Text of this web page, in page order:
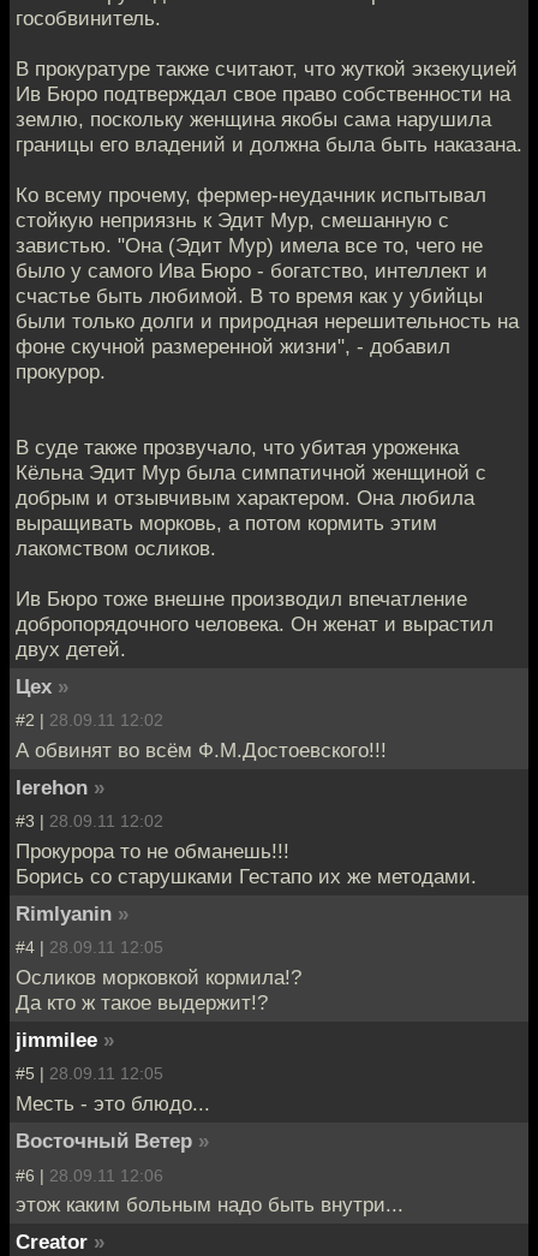
гособвинитель.
В прокуратуре также считают, что жуткой экзекуцией
Ив Бюро подтверждал свое право собственности на
землю, поскольку женщина якобы сама нарушила
границы его владений и должна была быть наказана.
Ко всему прочему, фермер-неудачник испытывал
стойкую неприязнь к Эдит Мур, смешанную с
завистью. "Она (Эдит Мур) имела все то, чего не
было у самого Ива Бюро - богатство, интеллект и
счастье быть любимой. В то время как у убийцы
были только долги и природная нерешительность на
фоне скучной размеренной жизни", - добавил
прокурор.
В суде также прозвучало, что убитая уроженка
Кёльна Эдит Мур была симпатичной женщиной с
добрым и отзывчивым характером. Она любила
выращивать морковь, а потом кормить этим
лакомством осликов.
Ив Бюро тоже внешне производил впечатление
добропорядочного человека. Он женат и вырастил
двух детей.
Цех »
#2 | 28.09.11 12:02
А обвинят во всём Ф.М.Достоевского!!!
Ierehon »
#3 | 28.09.11 12:02
Прокурора то не обманешь!!!
Борись со старушками Гестапо их же методами.
Rimlyanin »
#4 | 28.09.11 12:05
Осликов морковкой кормила!?
Да кто ж такое выдержит!?
jimmilee »
#5 | 28.09.11 12:05
Месть - это блюдо...
Восточный Ветер »
#6 | 28.09.11 12:06
этож каким больным надо быть внутри...
Creator »